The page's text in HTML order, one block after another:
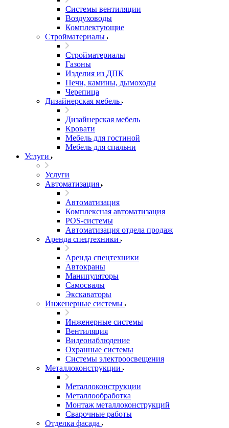
Системы вентиляции
Воздуховоды
Комплектующие
Стройматериалы
Стройматериалы
Газоны
Изделия из ДПК
Печи, камины, дымоходы
Черепица
Дизайнерская мебель
Дизайнерская мебель
Кровати
Мебель для гостиной
Мебель для спальни
Услуги
Услуги
Автоматизация
Автоматизация
Комплексная автоматизация
POS-системы
Автоматизация отдела продаж
Аренда спецтехники
Аренда спецтехники
Автокраны
Манипуляторы
Самосвалы
Экскаваторы
Инженерные системы
Инженерные системы
Вентиляция
Видеонаблюдение
Охранные системы
Системы электроосвещения
Металлоконструкции
Металлоконструкции
Металлообработка
Монтаж металлоконструкций
Сварочные работы
Отделка фасада